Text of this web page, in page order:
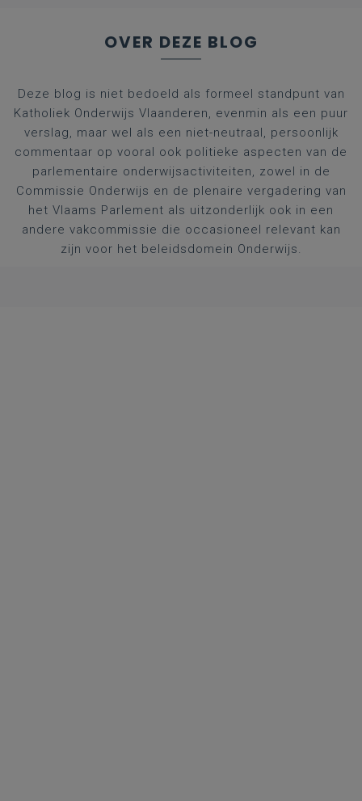
OVER DEZE BLOG
Deze blog is niet bedoeld als formeel standpunt van
Katholiek Onderwijs Vlaanderen, evenmin als een puur
verslag, maar wel als een niet-neutraal, persoonlijk
commentaar op vooral ook politieke aspecten van de
parlementaire onderwijsactiviteiten, zowel in de
Commissie Onderwijs en de plenaire vergadering van
het Vlaams Parlement als uitzonderlijk ook in een
andere vakcommissie die occasioneel relevant kan
zijn voor het beleidsdomein Onderwijs.